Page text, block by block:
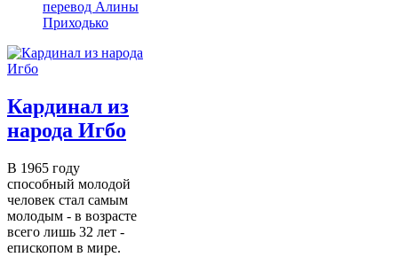
перевод Алины
Приходько
Кардинал из
народа Игбо
В 1965 году
способный молодой
человек стал самым
молодым - в возрасте
всего лишь 32 лет -
епископом в мире.